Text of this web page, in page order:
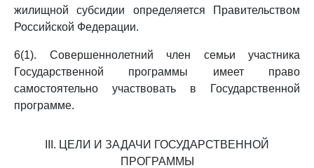
жилищной субсидии определяется Правительством
Российской Федерации.
6(1). Совершеннолетний член семьи участника
Государственной программы имеет право
самостоятельно участвовать в Государственной
программе.
III. ЦЕЛИ И ЗАДАЧИ ГОСУДАРСТВЕННОЙ
ПРОГРАММЫ